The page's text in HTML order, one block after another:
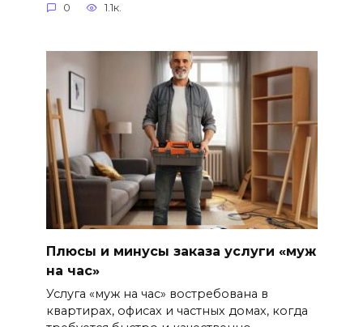
0 1.1к.
Плюсы и минусы заказа услуги «муж
на час»
Услуга «муж на час» востребована в
квартирах, офисах и частных домах, когда